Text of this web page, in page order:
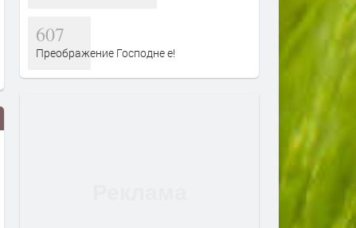
607
Преображение Господне е!